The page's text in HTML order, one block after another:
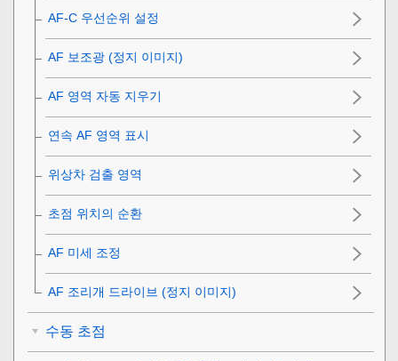
AF-C 우선순위 설정
AF 보조광 (정지 이미지)
AF 영역 자동 지우기
연속 AF 영역 표시
위상차 검출 영역
초점 위치의 순환
AF 미세 조정
AF 조리개 드라이브 (정지 이미지)
수동 초점